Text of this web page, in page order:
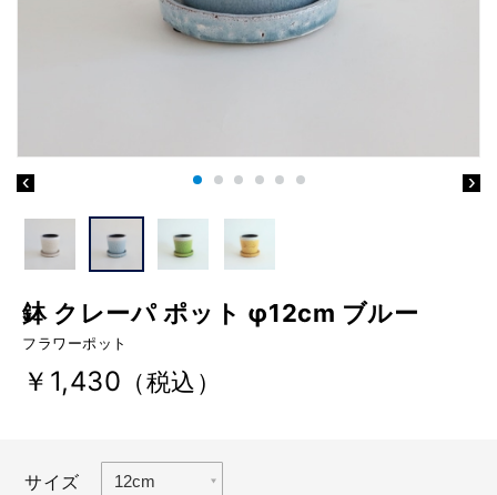
鉢 クレーパ ポット φ12cm ブルー
フラワーポット
￥1,430 （税込）
サイズ